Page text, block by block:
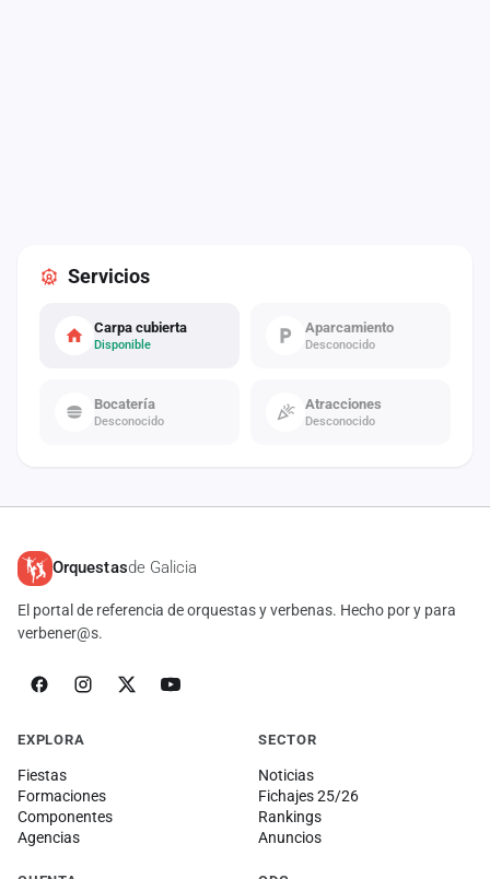
Servicios
Carpa cubierta
Disponible
Aparcamiento
Desconocido
Bocatería
Desconocido
Atracciones
Desconocido
Orquestasde Galicia
El portal de referencia de orquestas y verbenas. Hecho por y para
verbener@s.
EXPLORA
Fiestas
Formaciones
Componentes
Agencias
SECTOR
Noticias
Fichajes 25/26
Rankings
Anuncios